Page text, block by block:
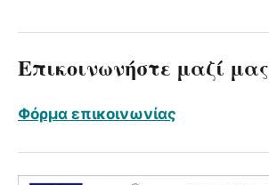
Επικοινωνήστε μαζί μας
Φόρμα επικοινωνίας